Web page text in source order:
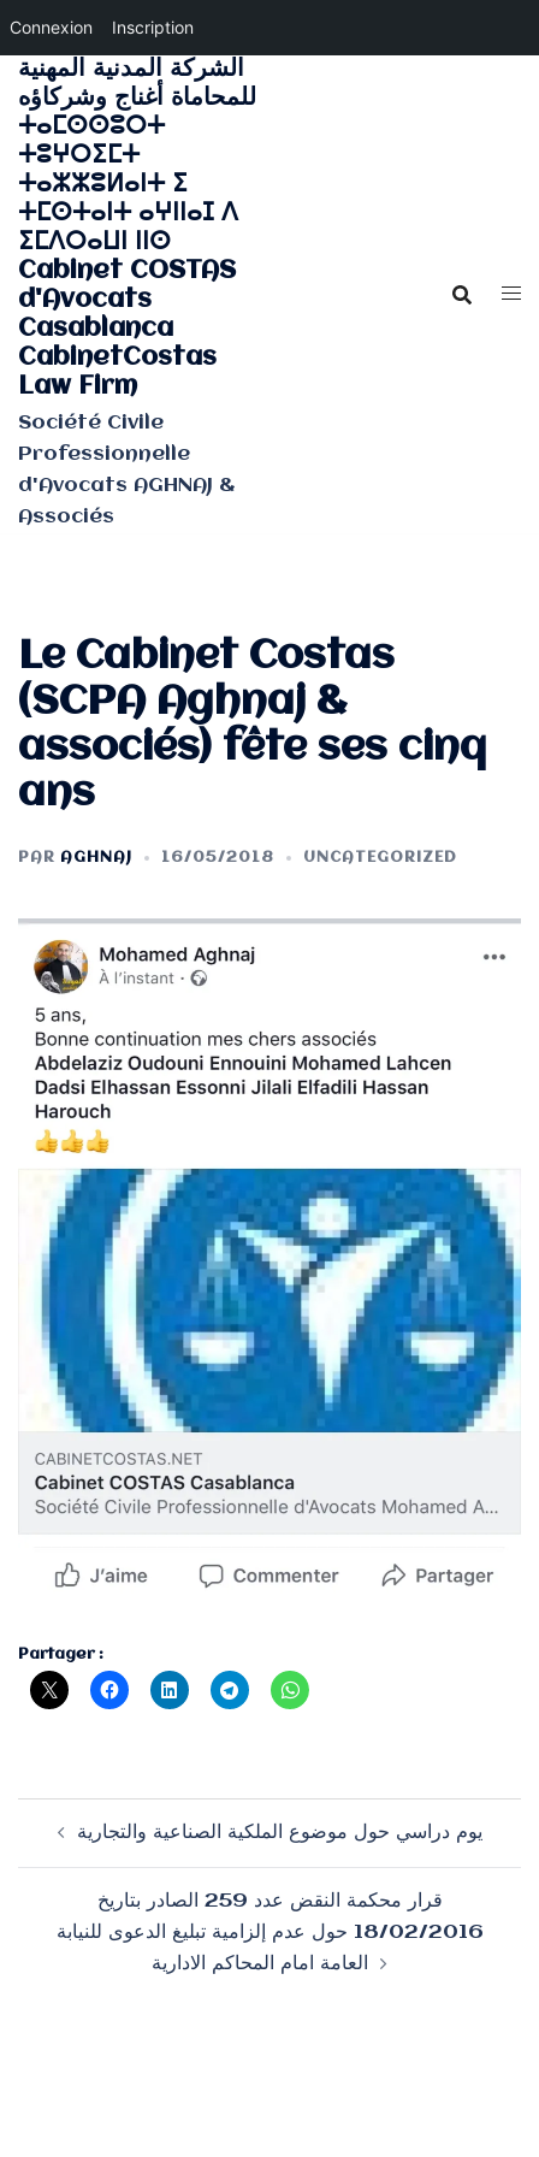
Connexion Inscription
Aller
au
contenu
الشركة المدنية المهنية
للمحاماة أغناج وشركاؤه
ⵜⴰⵎⵙⵙⵓⵔⵜ
ⵜⵓⵖⵔⵉⵎⵜ
ⵜⴰⵣⵣⵓⵍⴰⵏⵜ ⵉ
ⵜⵎⵙⵜⴰⵏⵜ ⴰⵖⵏⵏⴰⵊ ⴷ
ⵉⵎⴷⵔⴰⵡⵏ ⵏⵏⵙ
Cabinet COSTAS
d'Avocats
Casablanca
CabinetCostas
Law Firm
Société Civile
Professionnelle
d'Avocats AGHNAJ &
Associés
Le Cabinet Costas
(SCPA Aghnaj &
associés) fête ses cinq
ans
PAR AGHNAJ 16/05/2018 UNCATEGORIZED
Partager :
Navigation
d’article
يوم دراسي حول موضوع الملكية الصناعية والتجارية
قرار محكمة النقض عدد 259 الصادر بتاريخ
18/02/2016 حول عدم إلزامية تبليغ الدعوى للنيابة
العامة امام المحاكم الادارية